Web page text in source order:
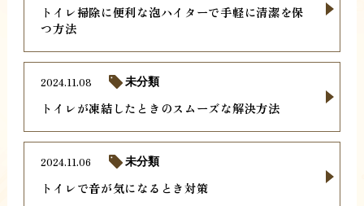
トイレ掃除に便利な泡ハイターで手軽に清潔を保
つ方法
トイレが凍結したときのスムーズな解決方法
2024.11.08 未分類
トイレで音が気になるとき対策
2024.11.06 未分類